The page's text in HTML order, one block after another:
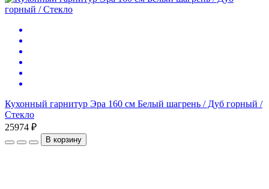
Кухонный гарнитур Эра 160 см Белый шагрень / Дуб горный /
Стекло
25974 ₽
В корзину